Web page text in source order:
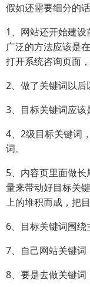
假如还需要细分的
1、网站还开始建设
广泛的方法应该是
打开系统咨询页面
2、做了关键词以后
3、目标关键词应该
4、2级目标关键词
词。
5、内容页里面做
量来带动好目标关
上的堆积而成，把
6、目标关键词围绕
7、自己网站关键词
8、要是去做关键词